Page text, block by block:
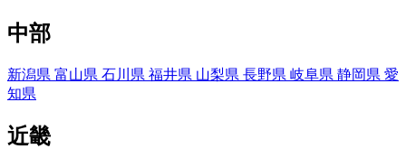
中部
新潟県 富山県 石川県 福井県 山梨県 長野県 岐阜県 静岡県 愛
知県
近畿